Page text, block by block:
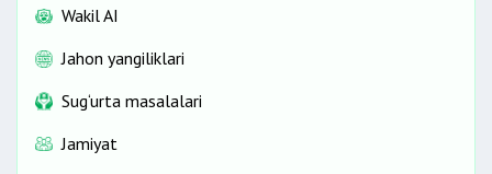
Wakil AI
Jahon yangiliklari
Sug‘urta masalalari
Jamiyat